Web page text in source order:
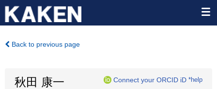
Back to previous page
秋田 康一 Connect your ORCID iD *help